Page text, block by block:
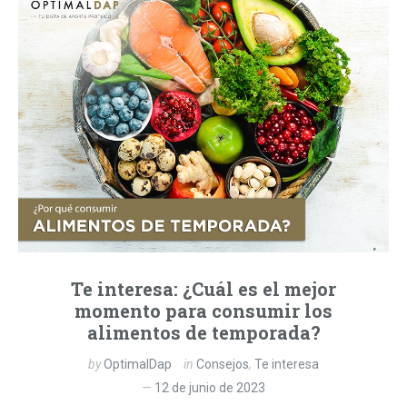
Te interesa: ¿Cuál es el mejor
momento para consumir los
alimentos de temporada?
byOptimalDap in Consejos, Te interesa
12 de junio de 2023